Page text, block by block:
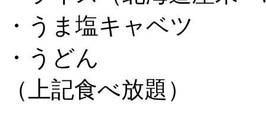
・うま塩キャベツ
・うどん
（上記食べ放題）